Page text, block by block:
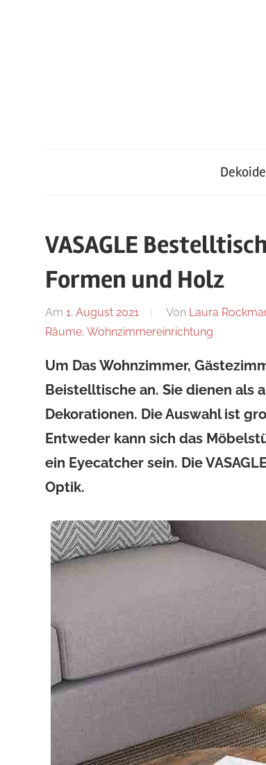
VASAGLE
Formen und Holz
Am 1. August 2021 Von Laura
Räume, Wohnzimmereinrichtung
Um Das Wohnzimmer,
Beistelltische an. Sie dienen als
Dekorationen. Die Auswahl ist
Entweder kann sich das
ein Eyecatcher sein. Die
Optik.